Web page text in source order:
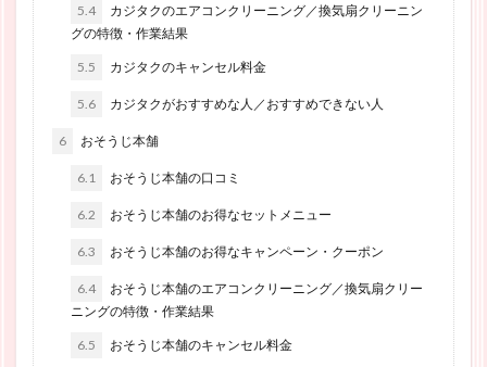
5.4
カジタクのエアコンクリーニング／換気扇クリーニン
グの特徴・作業結果
5.5 カジタクのキャンセル料金
5.6 カジタクがおすすめな人／おすすめできない人
6 おそうじ本舗
6.1 おそうじ本舗の口コミ
6.2 おそうじ本舗のお得なセットメニュー
6.3 おそうじ本舗のお得なキャンペーン・クーポン
6.4
おそうじ本舗のエアコンクリーニング／換気扇クリー
ニングの特徴・作業結果
6.5 おそうじ本舗のキャンセル料金